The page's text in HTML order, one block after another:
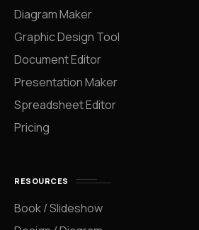
Diagram Maker
Graphic Design Tool
Document Editor
Presentation Maker
Spreadsheet Editor
Pricing
RESOURCES
Book / Slideshow